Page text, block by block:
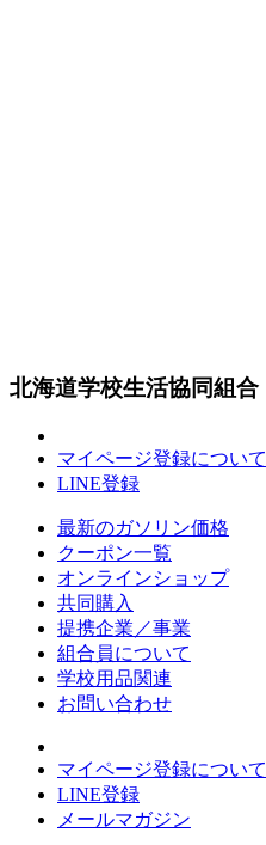
北海道学校生活協同組合
マイページ登録について
LINE登録
最新のガソリン価格
クーポン一覧
オンラインショップ
共同購入
提携企業／事業
組合員について
学校用品関連
お問い合わせ
マイページ登録について
LINE登録
メールマガジン